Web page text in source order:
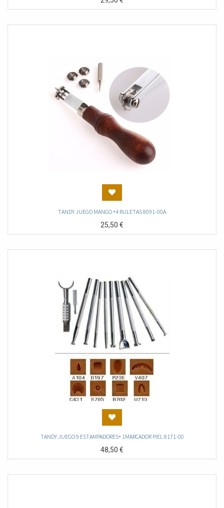
TANDY JUEGO MANGO +4 RULETAS 8091-00A
25,50€
TANDY JUEGO 9 ESTAMPADORES+ 1MARCADOR PIEL 8171-00
48,50€